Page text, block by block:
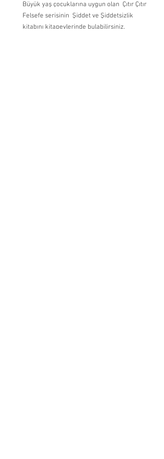
Büyük yaş çocuklarına uygun olan  Çıtır Çıtır
Felsefe serisinin  Şiddet ve Şiddetsizlik
kitabını kitapevlerinde bulabilirsiniz.